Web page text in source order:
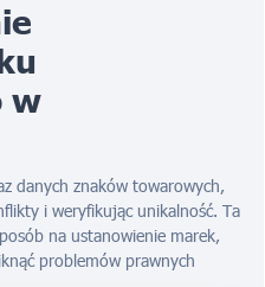
w
danych znaków towarowych,
i weryfikując unikalność. Ta
na ustanowienie marek,
problemów prawnych